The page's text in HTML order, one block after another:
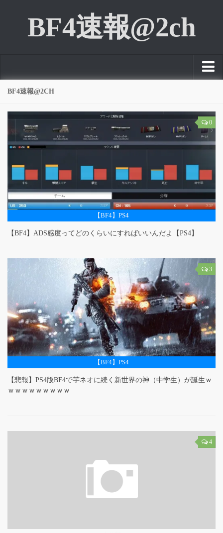
BF4速報@2ch
TOP
PS3
PS4
Xbox 360
Xbox ONE
BF4速報@2CH
0
【BF4】PS4
【BF4】ADS感度ってどのくらいにすればいいんだよ【PS4】
3
【BF4】PS4
【悲報】PS4版BF4で芋ネオに続く新世界の神（中学生）が誕生ｗ
ｗｗｗｗｗｗｗｗｗ
4